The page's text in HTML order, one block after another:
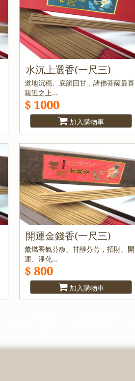
水沉上選香(一尺三)
道地沉穩、底韻回甘，諸佛菩薩最喜
親近之上...
$ 1000
加入購物車
開運金錢香(一尺三)
薰燃香氣芬馥、甘醇芬芳，招財、開
運、淨化...
$ 800
加入購物車